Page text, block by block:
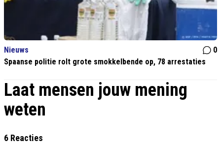
Nieuws
0
Spaanse politie rolt grote smokkelbende op, 78 arrestaties
Laat mensen jouw mening
weten
6 Reacties